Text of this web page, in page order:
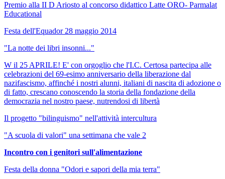
Premio alla II D Ariosto al concorso didattico Latte ORO- Parmalat
Educational
Festa dell'Equador 28 maggio 2014
"La notte dei libri insonni..."
W il 25 APRILE! E' con orgoglio che l'I.C. Certosa partecipa alle
celebrazioni del 69-esimo anniversario della liberazione dal
nazifascismo, affinché i nostri alunni, italiani di nascita di adozione o
di fatto, crescano conoscendo la storia della fondazione della
democrazia nel nostro paese, nutrendosi di libertà
Il progetto "bilinguismo" nell'attività intercultura
"A scuola di valori" una settimana che vale 2
Incontro con i genitori sull'alimentazione
Festa della donna "Odori e sapori della mia terra"